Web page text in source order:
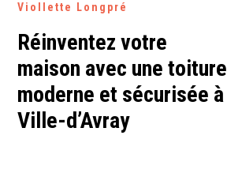
Viollette Longpré
Réinventez votre
maison avec une toiture
moderne et sécurisée à
Ville-d’Avray